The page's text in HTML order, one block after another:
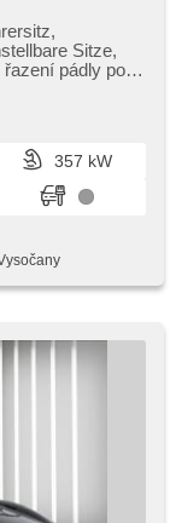
Sitze,
řazení pádly pod
zadní pohon,
357 kW